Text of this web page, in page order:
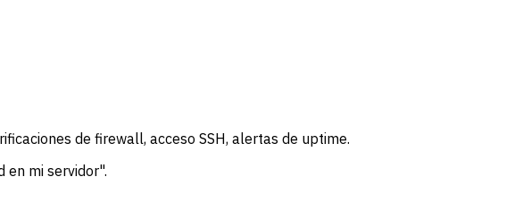
de firewall, acceso SSH, alertas de uptime.
en mi servidor".